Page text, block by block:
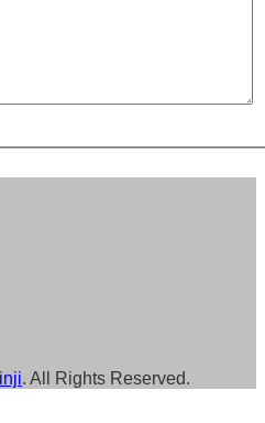
. All Rights Reserved.